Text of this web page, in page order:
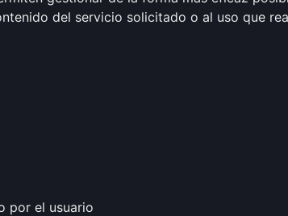
del servicio solicitado o al uso que
por el usuario